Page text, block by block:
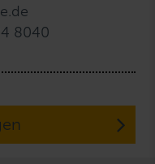
8040